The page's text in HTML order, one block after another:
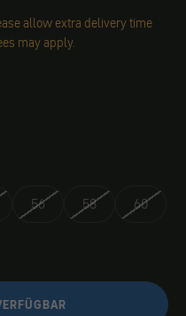
allow extra delivery time
may apply.
56 58 60